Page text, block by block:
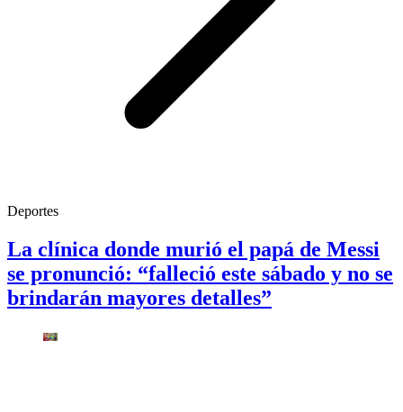
Deportes
La clínica donde murió el papá de Messi
se pronunció: “falleció este sábado y no se
brindarán mayores detalles”